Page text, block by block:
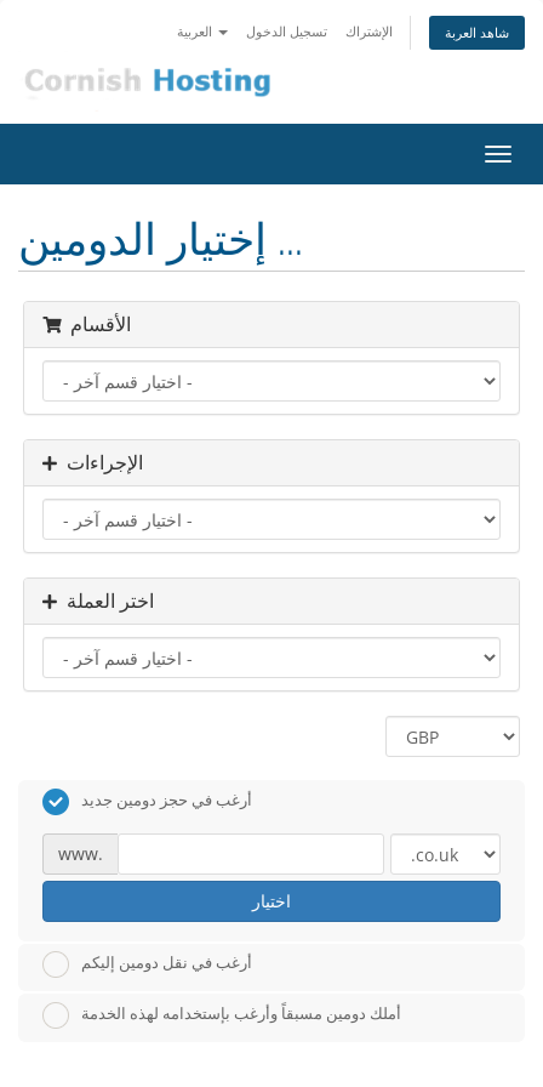
تسجيل الدخول الإشتراك شاهد العربة
تبديل
التنقل
إختيار الدومين ...
الأقسام
الإجراءات
اختر العملة
أرغب في حجز دومين جديد
www.
اختيار
أرغب في نقل دومين إليكم
أملك دومين مسبقاً وأرغب بإستخدامه لهذه الخدمة